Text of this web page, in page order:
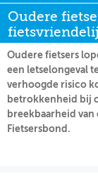
KENNISBANK
OVER
THEMASITES
Oudere
Soort:
Datum:
Oudere fietsers
een letselongeval
verhoogde risico
betrokkenheid bij
breekbaarheid
Fietsersbond.